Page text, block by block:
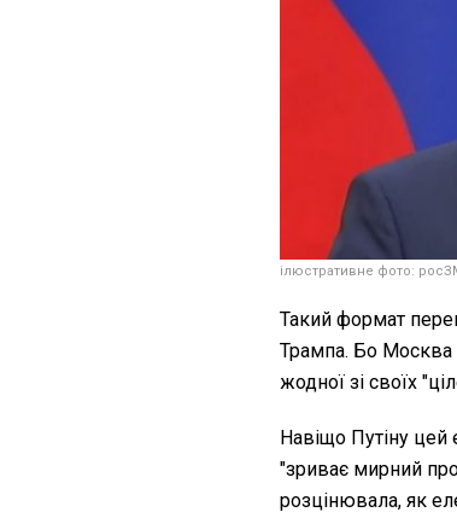
ілюстративне фото:
Такий формат
Трампа. Бо Москва
жодної зі своїх
Навіщо Путіну
"зриває мирний
розцінювала, як